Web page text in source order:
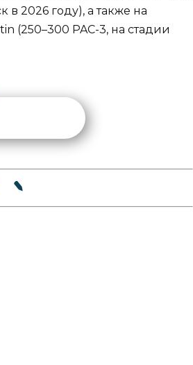
в 2026 году), а также на
PAC-3, на стадии